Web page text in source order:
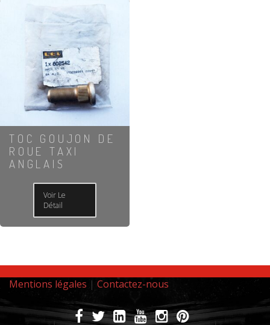
TOC GOUJON DE
ROUE TAXI
ANGLAIS
Voir Le
Détail
Mentions légales | Contactez-nous